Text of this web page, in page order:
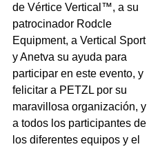
de Vértice Vertical™, a su
patrocinador Rodcle
Equipment, a Vertical Sport
y Anetva su ayuda para
participar en este evento, y
felicitar a PETZL por su
maravillosa organización, y
a todos los participantes de
los diferentes equipos y el